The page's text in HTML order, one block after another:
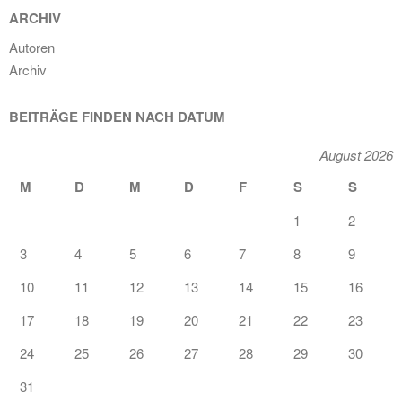
ARCHIV
Autoren
Archiv
BEITRÄGE FINDEN NACH DATUM
August 2026
M D M D F S S
1
2
3
4 5 6 7 8
9
10
11 12 13 14 15
16
17
18 19 20 21 22
23
24
25 26 27 28 29
30
31